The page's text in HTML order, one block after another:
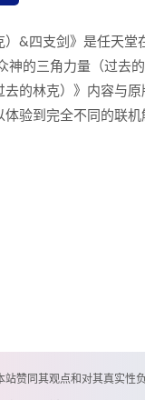
）&四支剑》是任天
神的三角力量（过去
的林克）》内容与
验到完全不同的联机
赞同其观点和对其真实性负